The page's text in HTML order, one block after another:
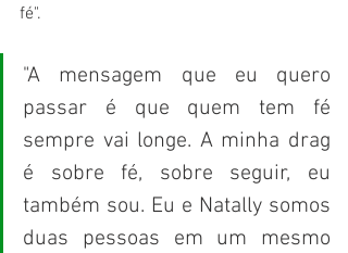
fé".
"A mensagem que eu quero
passar é que quem tem fé
sempre vai longe. A minha drag
é sobre fé, sobre seguir, eu
também sou. Eu e Natally somos
duas pessoas em um mesmo